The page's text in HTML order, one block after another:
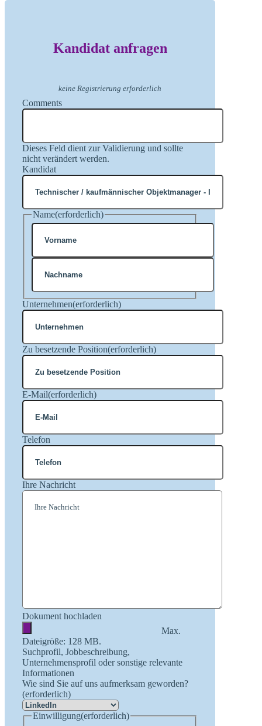
Kandidat anfragen
keine Registrierung erforderlich
Comments
Dieses Feld dient zur Validierung und sollte
nicht verändert werden.
Kandidat
Name(erforderlich)
Vorname
Nachname
Unternehmen(erforderlich)
Zu besetzende Position(erforderlich)
E-Mail(erforderlich)
Telefon
Ihre Nachricht
Dokument hochladen
Max.
Dateigröße: 128 MB.
Suchprofil, Jobbeschreibung,
Unternehmensprofil oder sonstige relevante
Informationen
Wie sind Sie auf uns aufmerksam geworden?
(erforderlich)
Einwilligung(erforderlich)